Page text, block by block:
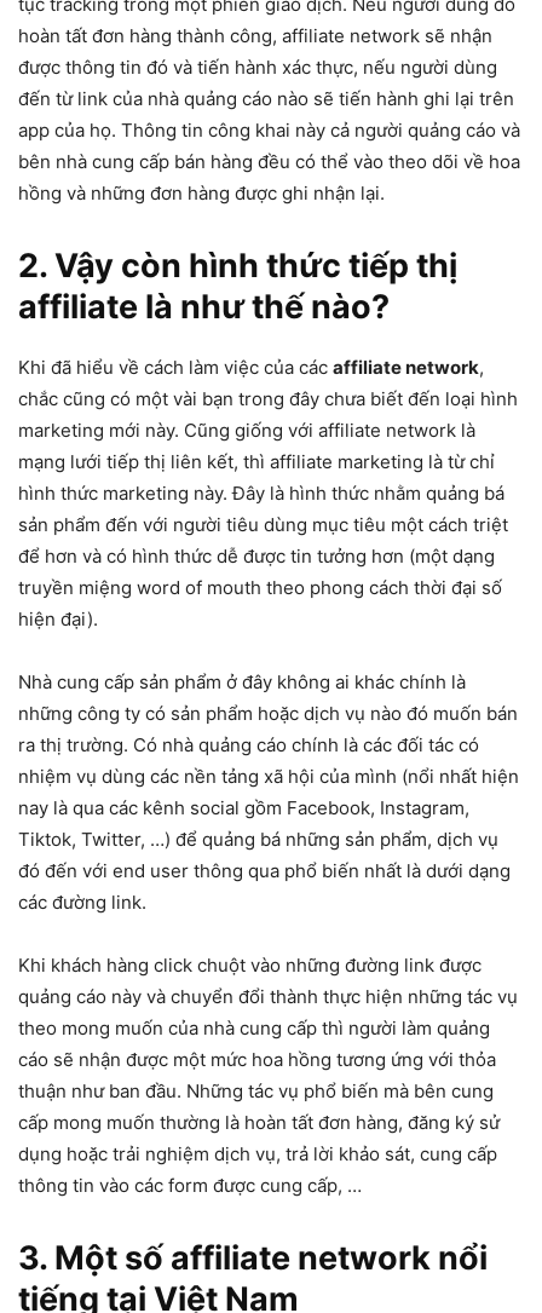
hoàn tất đơn hàng thành công, affiliate network sẽ nhận
được thông tin đó và tiến hành xác thực, nếu người dùng
đến từ link của nhà quảng cáo nào sẽ tiến hành ghi lại trên
app của họ. Thông tin công khai này cả người quảng cáo và
bên nhà cung cấp bán hàng đều có thể vào theo dõi về hoa
hồng và những đơn hàng được ghi nhận lại.
2. Vậy còn hình thức tiếp thị
affiliate là như thế nào?
Khi đã hiểu về cách làm việc của các affiliate network,
chắc cũng có một vài bạn trong đây chưa biết đến loại hình
marketing mới này. Cũng giống với affiliate network là
mạng lưới tiếp thị liên kết, thì affiliate marketing là từ chỉ
hình thức marketing này. Đây là hình thức nhằm quảng bá
sản phẩm đến với người tiêu dùng mục tiêu một cách triệt
để hơn và có hình thức dễ được tin tưởng hơn (một dạng
truyền miệng word of mouth theo phong cách thời đại số
hiện đại).
Nhà cung cấp sản phẩm ở đây không ai khác chính là
những công ty có sản phẩm hoặc dịch vụ nào đó muốn bán
ra thị trường. Có nhà quảng cáo chính là các đối tác có
nhiệm vụ dùng các nền tảng xã hội của mình (nổi nhất hiện
nay là qua các kênh social gồm Facebook, Instagram,
Tiktok, Twitter, …) để quảng bá những sản phẩm, dịch vụ
đó đến với end user thông qua phổ biến nhất là dưới dạng
các đường link.
Khi khách hàng click chuột vào những đường link được
quảng cáo này và chuyển đổi thành thực hiện những tác vụ
theo mong muốn của nhà cung cấp thì người làm quảng
cáo sẽ nhận được một mức hoa hồng tương ứng với thỏa
thuận như ban đầu. Những tác vụ phổ biến mà bên cung
cấp mong muốn thường là hoàn tất đơn hàng, đăng ký sử
dụng hoặc trải nghiệm dịch vụ, trả lời khảo sát, cung cấp
thông tin vào các form được cung cấp, …
3. Một số affiliate network nổi
tiếng tại Việt Nam